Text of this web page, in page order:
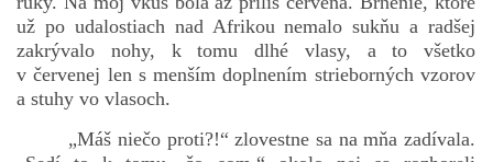
už po udalostiach nad Afrikou nemalo sukňu a radšej
zakrývalo nohy, k tomu dlhé vlasy, a to všetko
v červenej len s menším doplnením strieborných vzorov
a stuhy vo vlasoch.
„Máš niečo proti?!“ zlovestne sa na mňa zadívala.